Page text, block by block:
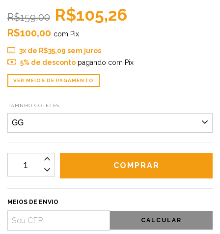
R$159,00 R$105,26
R$100,00 com Pix
3x de R$35,09 sem juros
5% de descontopagando com Pix
VER MEIOS DE PAGAMENTO
TAMNHO COLETES
MEIOS DE ENVIO
CALCULAR